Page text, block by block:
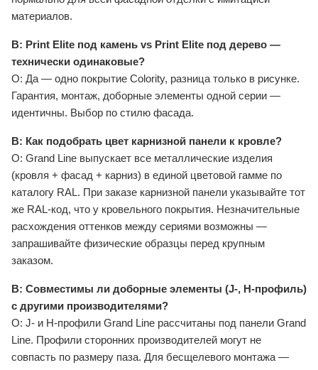
материалов.
В: Print Elite под камень vs Print Elite под дерево —
технически одинаковые?
О: Да — одно покрытие Colority, разница только в рисунке.
Гарантия, монтаж, доборные элементы одной серии —
идентичны. Выбор по стилю фасада.
В: Как подобрать цвет карнизной панели к кровле?
О: Grand Line выпускает все металлические изделия
(кровля + фасад + карниз) в единой цветовой гамме по
каталогу RAL. При заказе карнизной панели указывайте тот
же RAL-код, что у кровельного покрытия. Незначительные
расхождения оттенков между сериями возможны —
запрашивайте физические образцы перед крупным
заказом.
В: Совместимы ли доборные элементы (J-, H-профиль)
с другими производителями?
О: J- и H-профили Grand Line рассчитаны под панели Grand
Line. Профили сторонних производителей могут не
совпасть по размеру паза. Для бесщелевого монтажа —